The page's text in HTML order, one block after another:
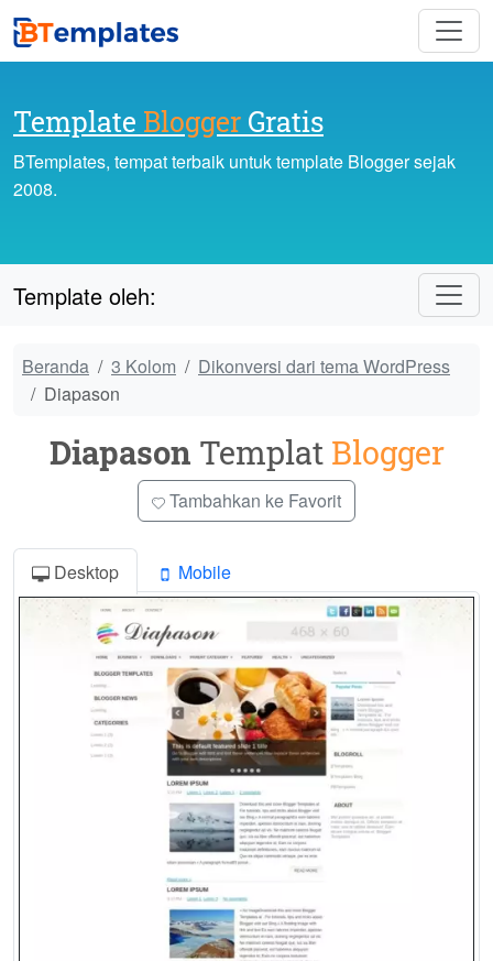
Template Blogger Gratis
BTemplates, tempat terbaik untuk template Blogger sejak
2008.
Template oleh:
Beranda 3 Kolom
Dikonversi dari tema WordPress
Diapason
Diapason Templat Blogger
Tambahkan ke Favorit
Desktop Mobile